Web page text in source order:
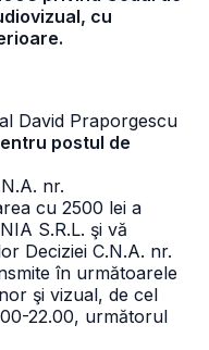
cu
David Praporgescu
postul de
nr.
cu 2500 lei a
S.R.L. şi vă
Deciziei C.N.A. nr.
în următoarele
şi vizual, de cel
22.00, următorul